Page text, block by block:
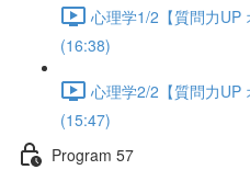
心理学1/2【質問力UP
(16:38)
心理学2/2【質問力UP
(15:47)
Program 57